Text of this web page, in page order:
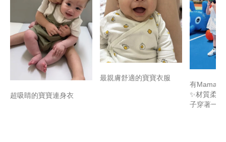
超吸睛的寶寶連身衣
最親膚舒適的寶寶衣服
有
✨材質柔
子穿著一